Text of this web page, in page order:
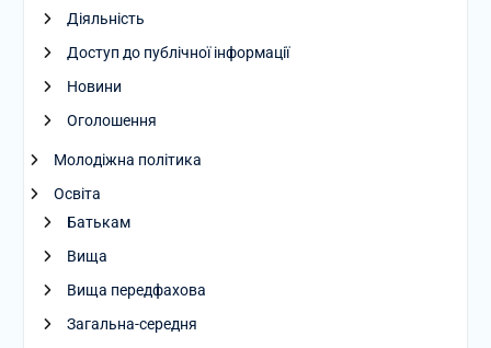
Діяльність
Доступ до публічної інформації
Новини
Оголошення
Молодіжна політика
Освіта
Батькам
Вища
Вища передфахова
Загальна-середня